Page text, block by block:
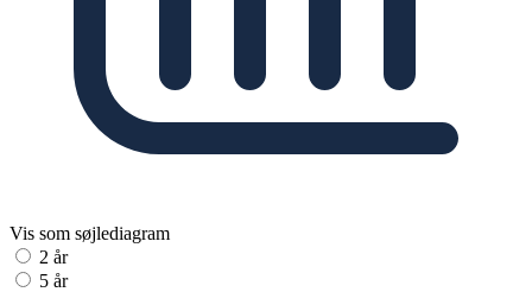
Vis som søjlediagram
2 år
5 år